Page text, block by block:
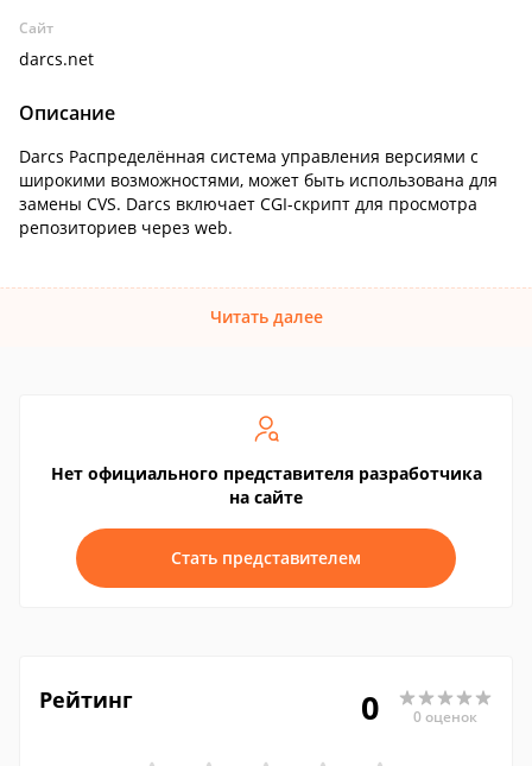
Сайт
darcs.net
Описание
Darcs Распределённая система управления версиями с
широкими возможностями, может быть использована для
замены CVS. Darcs включает CGI-скрипт для просмотра
репозиториев через web.
Читать далее
Нет официального представителя разработчика
на сайте
Стать представителем
Рейтинг 0 0 оценок